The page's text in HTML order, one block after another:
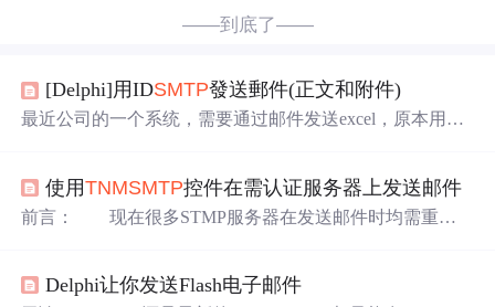
——到底了——
[Delphi]用IDSMTP發送郵件(正文和附件)
最近公司的一个系统，需要通过邮件发送excel，原本用的
代，发现可以解决这个问题。 1.添加两个控件 TIdSMTP和
TIdMessage 2.代码 TypeSMTP: TIdSMTP; MSG:
使用TNMSMTP控件在需认证服务器上发送邮件
前言： 现在很多STMP服务器在发送邮件时均需重新
时间在做《CSDN查询助手》的时候，使用的也是需认证
Delphi让你发送Flash电子邮件